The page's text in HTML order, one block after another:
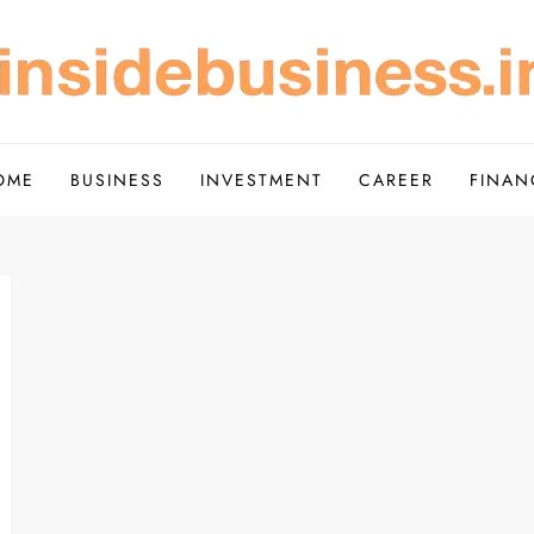
BUSINESS INVESTMENT CAREER